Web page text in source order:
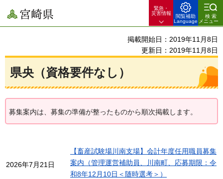
宮崎県
緊急・
災害情報
閲覧補助
Language
検索
メニュー
掲載開始日：2019年11月8日
更新日：2019年11月8日
県央（資格要件なし）
募集案内は、募集の準備が整ったものから順次掲載します。
2026年7月21日
【畜産試験場川南支場】会計年度任用職員募集
案内（管理運営補助員、川南町、応募期限：令
和8年12月10日＜随時選考＞）